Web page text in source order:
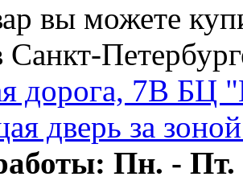
вы можете
Санкт-
дорога, 7В БЦ
дверь за
Пн. - Пт.